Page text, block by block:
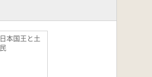
日本国王と土
民